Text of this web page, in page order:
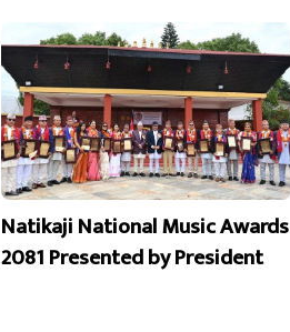
Natikaji National Music Awards
2081 Presented by President